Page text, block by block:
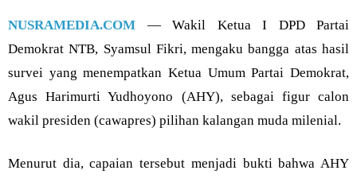
NUSRAMEDIA.COM — Wakil Ketua I DPD Partai
Demokrat NTB, Syamsul Fikri, mengaku bangga atas hasil
survei yang menempatkan Ketua Umum Partai Demokrat,
Agus Harimurti Yudhoyono (AHY), sebagai figur calon
wakil presiden (cawapres) pilihan kalangan muda milenial.
Menurut dia, capaian tersebut menjadi bukti bahwa AHY